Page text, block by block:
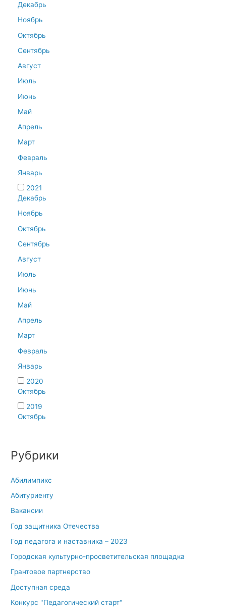
Декабрь
Ноябрь
Октябрь
Сентябрь
Август
Июль
Июнь
Май
Апрель
Март
Февраль
Январь
2021
Декабрь
Ноябрь
Октябрь
Сентябрь
Август
Июль
Июнь
Май
Апрель
Март
Февраль
Январь
2020
Октябрь
2019
Октябрь
Рубрики
Абилимпикс
Абитуриенту
Вакансии
Год защитника Отечества
Год педагога и наставника – 2023
Городская культурно-просветительская площадка
Грантовое партнерство
Доступная среда
Конкурс "Педагогический старт"